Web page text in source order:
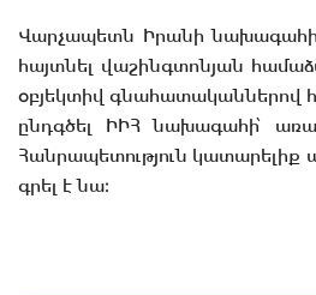
Վարչապետն Իրանի նախագահին
հայտնել վաշինգտոնյան
օբյեկտիվ գնահատականներով
ընդգծել ԻԻՀ նախագահի՝
Հանրապետություն կատարելիք
գրել է նա։